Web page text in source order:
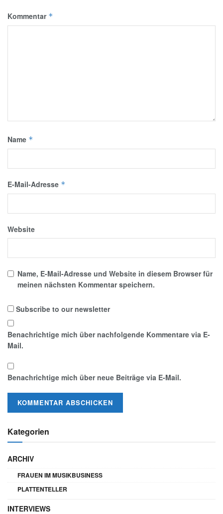
Kommentar *
Name *
E-Mail-Adresse *
Website
Name, E-Mail-Adresse und Website in diesem Browser für
meinen nächsten Kommentar speichern.
Subscribe to our newsletter
Benachrichtige mich über nachfolgende Kommentare via E-
Mail.
Benachrichtige mich über neue Beiträge via E-Mail.
Kategorien
ARCHIV
FRAUEN IM MUSIKBUSINESS
PLATTENTELLER
INTERVIEWS